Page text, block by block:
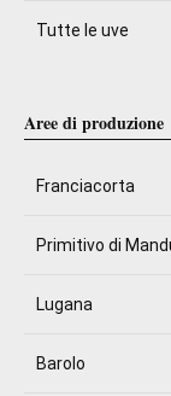
Tutte le uve
Aree di produzione
Franciacorta
Primitivo di
Lugana
Barolo